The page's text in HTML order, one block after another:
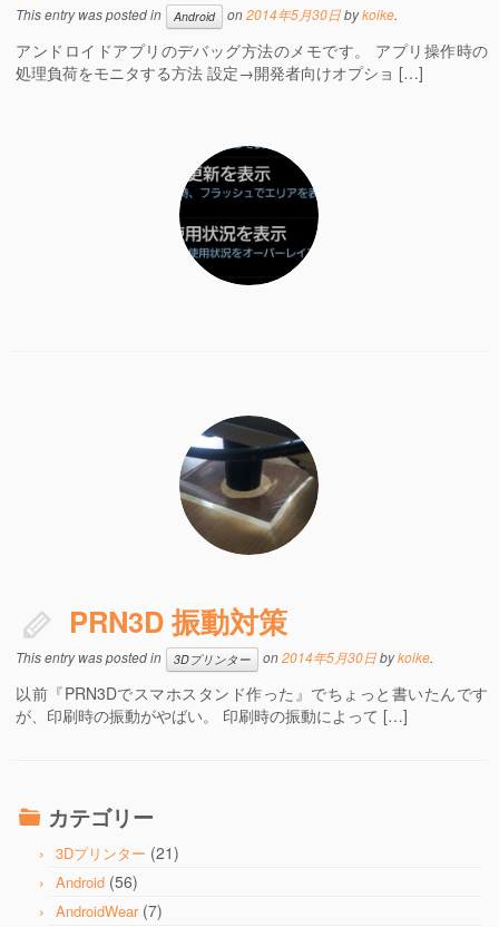
This entry was posted in Android on2014年5月30日bykoike.
アンドロイドアプリのデバッグ方法のメモです。 アプリ操作時の
処理負荷をモニタする方法 設定→開発者向けオプショ […]
PRN3D 振動対策
This entry was posted in 3Dプリンター on2014年5月30日bykoike.
以前『PRN3Dでスマホスタンド作った』でちょっと書いたんです
が、印刷時の振動がやばい。 印刷時の振動によって […]
カテゴリー
3Dプリンター (21)
Android (56)
AndroidWear(7)